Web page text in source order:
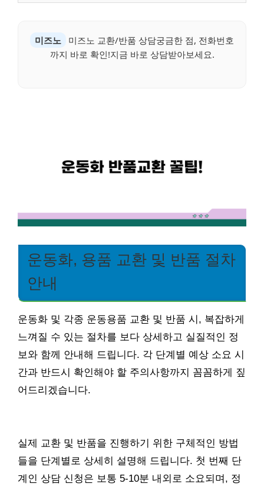
미즈노
미즈노 교환/반품 상담궁금한 점, 전화번호
까지 바로 확인!지금 바로 상담받아보세요.
운동화, 용품 교환 및 반품 절차
안내
운동화 및 각종 운동용품 교환 및 반품 시, 복잡하게
느껴질 수 있는 절차를 보다 상세하고 실질적인 정
보와 함께 안내해 드립니다. 각 단계별 예상 소요 시
간과 반드시 확인해야 할 주의사항까지 꼼꼼하게 짚
어드리겠습니다.
실제 교환 및 반품을 진행하기 위한 구체적인 방법
들을 단계별로 상세히 설명해 드립니다. 첫 번째 단
계인 상담 신청은 보통 5-10분 내외로 소요되며, 정